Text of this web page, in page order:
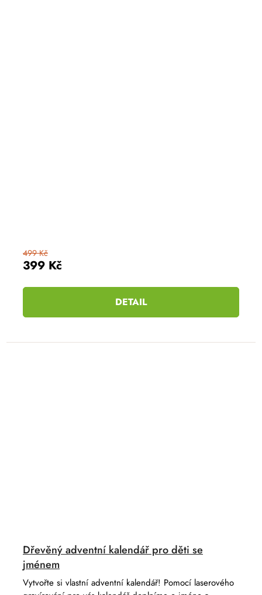
399 Kč
499 Kč
DETAIL
Dřevěný adventní kalendář pro děti se
jménem
Vytvořte si vlastní adventní kalendář! Pomocí laserového